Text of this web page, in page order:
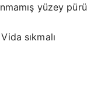
yüzey
sıkmalı